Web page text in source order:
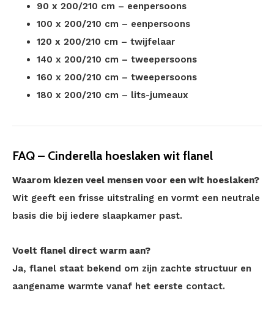
90 x 200/210 cm – eenpersoons
100 x 200/210 cm – eenpersoons
120 x 200/210 cm – twijfelaar
140 x 200/210 cm – tweepersoons
160 x 200/210 cm – tweepersoons
180 x 200/210 cm – lits-jumeaux
FAQ – Cinderella hoeslaken wit flanel
Waarom kiezen veel mensen voor een wit hoeslaken?
Wit geeft een frisse uitstraling en vormt een neutrale
basis die bij iedere slaapkamer past.
Voelt flanel direct warm aan?
Ja, flanel staat bekend om zijn zachte structuur en
aangename warmte vanaf het eerste contact.